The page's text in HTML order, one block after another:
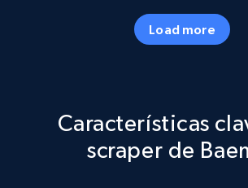
price, Currency, Availability, Reviews
Load more
Características
scraper de